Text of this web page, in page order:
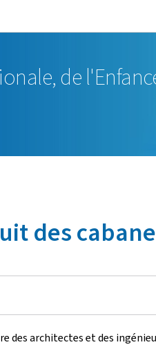
de
des
des architectes et des